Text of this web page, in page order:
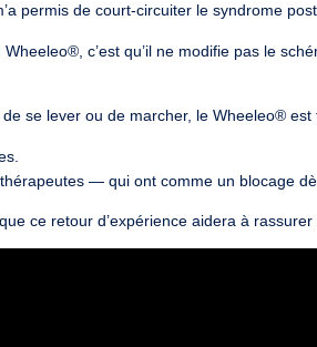
permis de court-circuiter le syndrome
c’est qu’il ne modifie pas le
se lever ou de marcher, le Wheeleo®
— qui ont comme un blocage
ce retour d’expérience aidera à rassurer